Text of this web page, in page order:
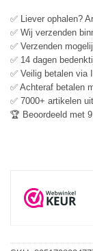
✅ Liever ophalen?
✅ Wij verzenden
✅ Verzenden
✅ 14 dagen
✅ Veilig betalen via
✅ Achteraf betalen
✅ 7000+ artikelen
🏆 Beoordeeld met